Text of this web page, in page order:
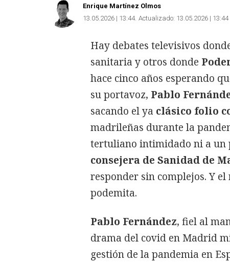
Enrique Martínez Olmos
13.05.2026 | 13:44 Actualizado: 13.05.2026 | 13:44
Hay debates televisivos
sanitaria y otros donde
hace cinco años esperando
su portavoz, Pablo
sacando el ya clásico folio
madrileñas durante la
tertuliano intimidado ni a un
consejera de Sanidad de
responder sin complejos. Y
podemita.
Pablo Fernández, fiel al
drama del covid en Madrid
gestión de la pandemia en